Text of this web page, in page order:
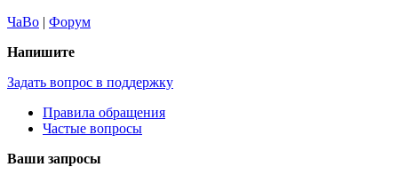
ЧаВо | Форум
Напишите
Задать вопрос в поддержку
Правила обращения
Частые вопросы
Ваши запросы